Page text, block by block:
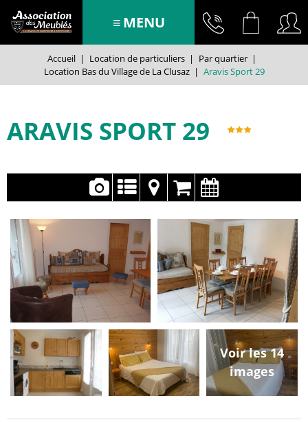
MENU
Accueil | Location de particuliers | Par quartier |
Location Bas du Village de La Clusaz | Aravis Sport 29
ARAVIS SPORT 29
Voir les 14
images